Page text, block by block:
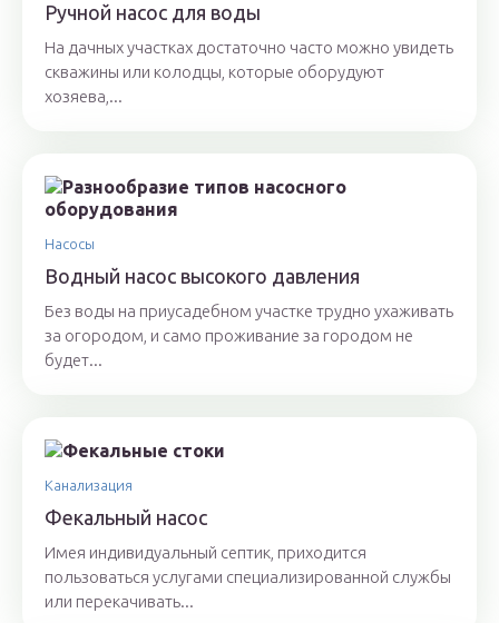
Ручной насос для воды
На дачных участках достаточно часто можно увидеть
скважины или колодцы, которые оборудуют
хозяева,...
Насосы
Водный насос высокого давления
Без воды на приусадебном участке трудно ухаживать
за огородом, и само проживание за городом не
будет...
Канализация
Фекальный насос
Имея индивидуальный септик, приходится
пользоваться услугами специализированной службы
или перекачивать...